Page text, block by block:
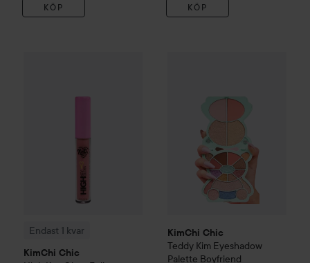
KÖP KÖP
Endast 1 kvar
KimChi Chic
KimChi Chic
Teddy Kim Eyeshadow
Palette Boyfriend